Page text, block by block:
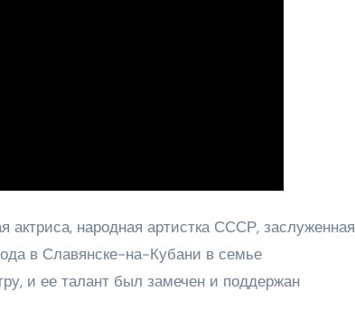
актриса, народная артистка СССР, заслуженная
в Славянске-на-Кубани в семье
и ее талант был замечен и поддержан